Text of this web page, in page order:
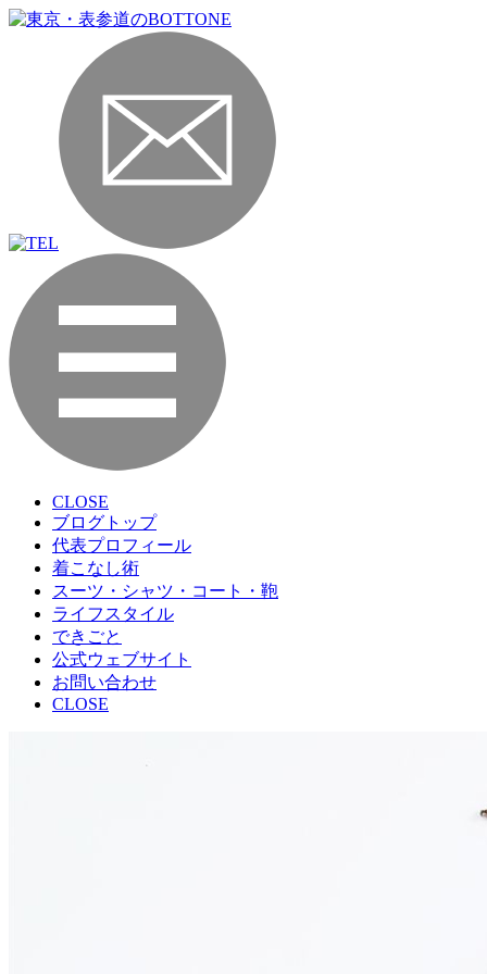
CLOSE
ブログトップ
代表プロフィール
着こなし術
スーツ・シャツ・コート・鞄
ライフスタイル
できごと
公式ウェブサイト
お問い合わせ
CLOSE